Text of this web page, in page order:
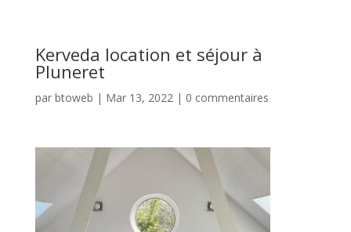
Kerveda location et séjour à
Pluneret
par btoweb | Mar 13, 2022| 0 commentaires